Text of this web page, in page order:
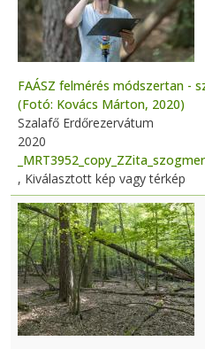
FAÁSZ felmérés módszertan -
(Fotó: Kovács Márton, 2020)
Szalafő Erdőrezervátum
2020
, Kiválasztott kép vagy térkép